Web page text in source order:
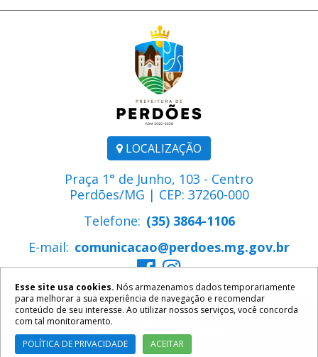
LOCALIZAÇÃO
Praça 1° de Junho, 103 - Centro
Perdões/MG | CEP: 37260-000
Telefone: (35) 3864-1106
E-mail: comunicacao@perdoes.mg.gov.br
2026 ©Prefeitura Municipal de Perdões
reservados. Política de Privacidade
Esse site usa cookies. Nós armazenamos dados temporariamente
para melhorar a sua experiência de navegação e recomendar
conteúdo de seu interesse. Ao utilizar nossos serviços, você concorda
com tal monitoramento.
POLÍTICA DE PRIVACIDADE
ACEITAR